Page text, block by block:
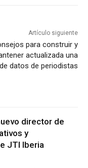
Artículo siguiente
para construir y
actualizada una
datos de periodistas
director de
y
JTI Iberia